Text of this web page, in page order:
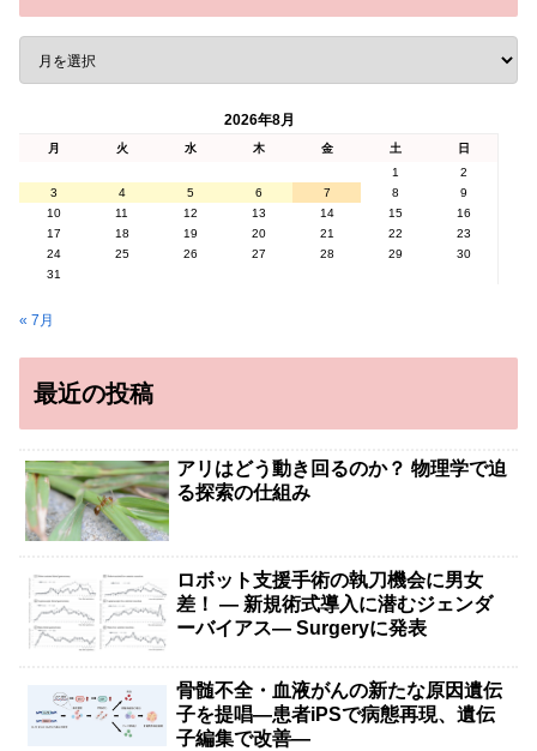
2026年8月
月 火 水 木 金 土
日
1
2
3
4 5 6 7 8
9
10
11 12 13 14 15
16
17
18 19 20 21 22
23
24
25 26 27 28 29
30
31
« 7月
最近の投稿
アリはどう動き回るのか？ 物理学で迫
る探索の仕組み
ロボット支援手術の執刀機会に男女
差！ — 新規術式導入に潜むジェンダ
ーバイアス— Surgeryに発表
骨髄不全・血液がんの新たな原因遺伝
子を提唱―患者iPSで病態再現、遺伝
子編集で改善―